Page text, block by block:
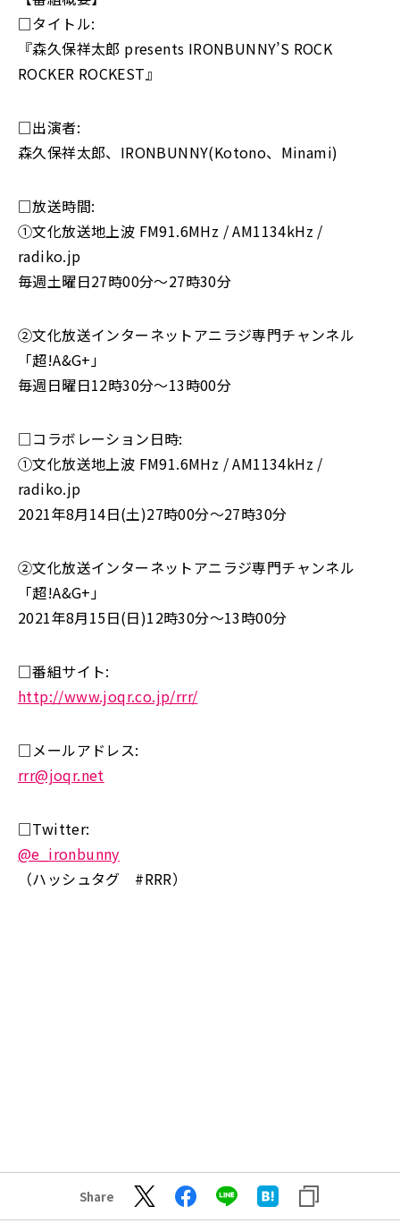
□タイトル:
『森久保祥太郎 presents IRONBUNNY’S ROCK
ROCKER ROCKEST』
□出演者:
森久保祥太郎、IRONBUNNY(Kotono、Minami)
□放送時間:
①文化放送地上波 FM91.6MHz / AM1134kHz /
radiko.jp
毎週土曜日27時00分～27時30分
②文化放送インターネットアニラジ専門チャンネル
「超!A&G+」
毎週日曜日12時30分〜13時00分
□コラボレーション日時:
①文化放送地上波 FM91.6MHz / AM1134kHz /
radiko.jp
2021年8月14日(土)27時00分〜27時30分
②文化放送インターネットアニラジ専門チャンネル
「超!A&G+」
2021年8月15日(日)12時30分〜13時00分
□番組サイト:
http://www.joqr.co.jp/rrr/
□メールアドレス:
rrr@joqr.net
□Twitter:
@e_ironbunny
（ハッシュタグ #RRR）
Share